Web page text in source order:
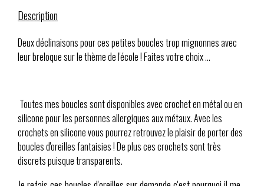
Description
Deux déclinaisons pour ces petites boucles trop mignonnes avec
leur breloque sur le thème de l'école ! Faites votre choix ...
Toutes mes boucles sont disponibles avec crochet en métal ou en
silicone pour les personnes allergiques aux métaux. Avec les
crochets en silicone vous pourrez retrouvez le plaisir de porter des
boucles d'oreilles fantaisies ! De plus ces crochets sont très
discrets puisque transparents.